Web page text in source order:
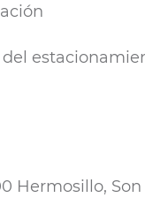
Hermosillo, Son